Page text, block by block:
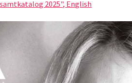
2025", English